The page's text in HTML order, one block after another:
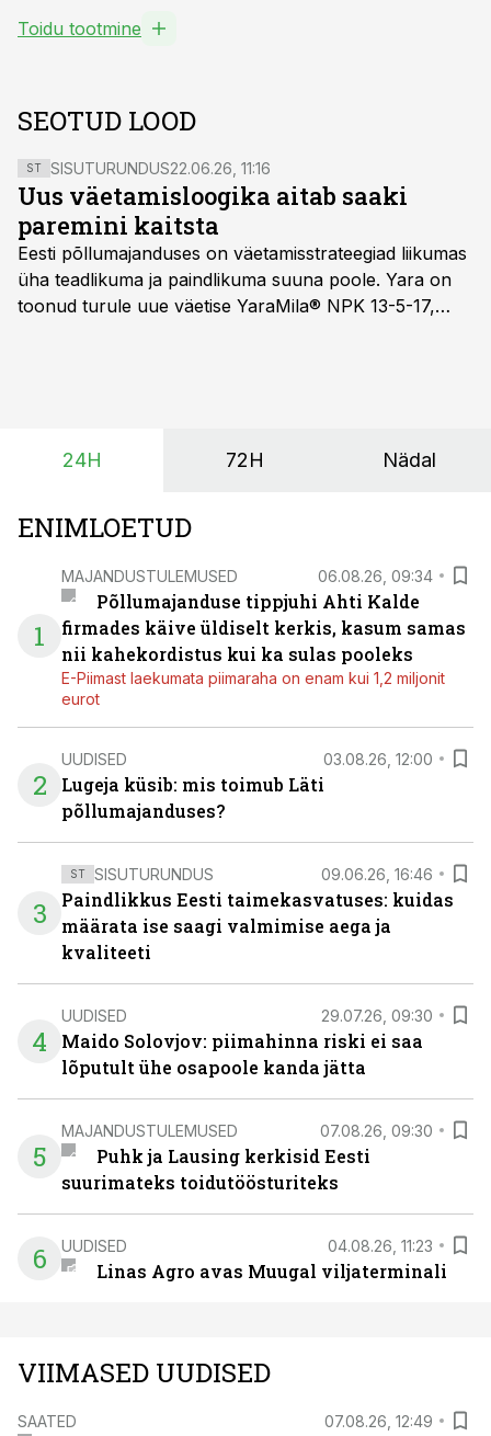
Toidu tootmine
SEOTUD LOOD
ST SISUTURUNDUS22.06.26, 11:16
Uus väetamisloogika aitab saaki
paremini kaitsta
Eesti põllumajanduses on väetamisstrateegiad liikumas
üha teadlikuma ja paindlikuma suuna poole. Yara on
toonud turule uue väetise YaraMila® NPK 13-5-17,
24H 72H Nädal
ENIMLOETUD
1
MAJANDUSTULEMUSED 06.08.26, 09:34
Põllumajanduse tippjuhi Ahti Kalde
firmades käive üldiselt kerkis, kasum samas
nii kahekordistus kui ka sulas pooleks
E-Piimast laekumata piimaraha on enam kui 1,2 miljonit
eurot
2
UUDISED 03.08.26, 12:00
Lugeja küsib: mis toimub Läti
põllumajanduses?
3
ST SISUTURUNDUS 09.06.26, 16:46
Paindlikkus Eesti taimekasvatuses: kuidas
määrata ise saagi valmimise aega ja
kvaliteeti
4
UUDISED 29.07.26, 09:30
Maido Solovjov: piimahinna riski ei saa
lõputult ühe osapoole kanda jätta
5
MAJANDUSTULEMUSED 07.08.26, 09:30
Puhk ja Lausing kerkisid Eesti
suurimateks toidutöösturiteks
6 UUDISED 04.08.26, 11:23
Linas Agro avas Muugal viljaterminali
VIIMASED UUDISED
SAATED 07.08.26, 12:49